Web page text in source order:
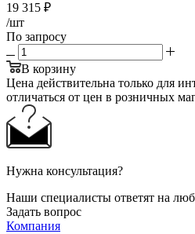
19 315 ₽
/шт
По запросу
В корзину
Цена действительна только для
отличаться от цен в розничных
Нужна консультация?
Наши специалисты ответят на
Задать вопрос
Компания